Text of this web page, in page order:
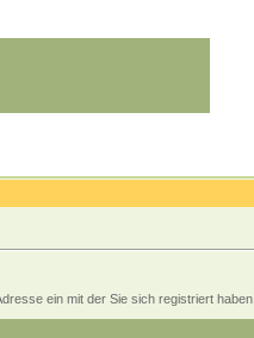
ein mit der Sie sich registriert haben.